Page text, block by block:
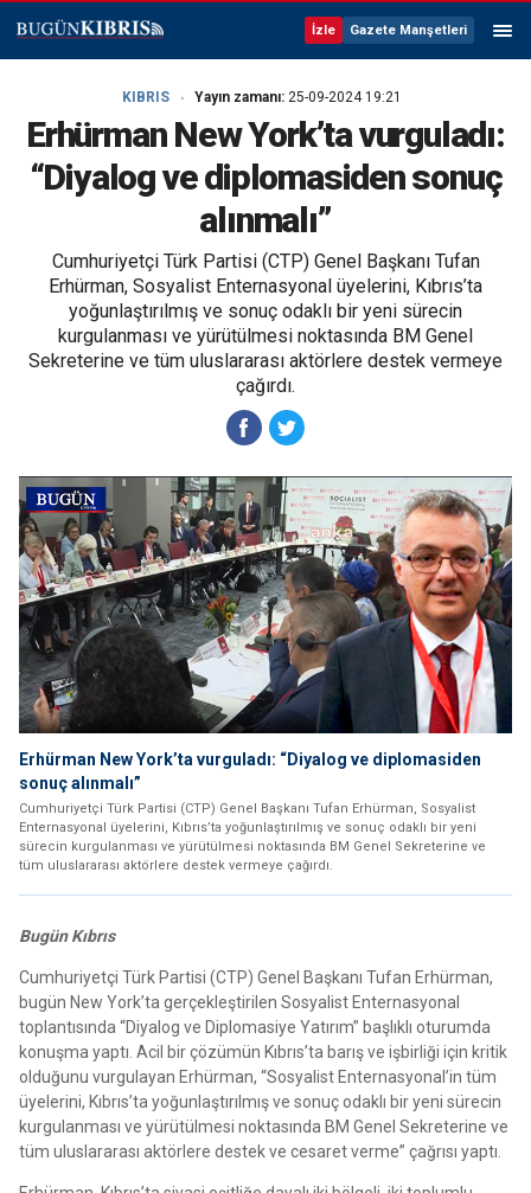
İzle Gazete Manşetleri
KIBRIS Yayın zamanı: 25-09-2024 19:21
Erhürman New York’ta vurguladı:
“Diyalog ve diplomasiden sonuç
alınmalı”
Cumhuriyetçi Türk Partisi (CTP) Genel Başkanı Tufan
Erhürman, Sosyalist Enternasyonal üyelerini, Kıbrıs’ta
yoğunlaştırılmış ve sonuç odaklı bir yeni sürecin
kurgulanması ve yürütülmesi noktasında BM Genel
Sekreterine ve tüm uluslararası aktörlere destek vermeye
çağırdı.
Erhürman New York’ta vurguladı: “Diyalog ve diplomasiden
sonuç alınmalı”
Cumhuriyetçi Türk Partisi (CTP) Genel Başkanı Tufan Erhürman, Sosyalist
Enternasyonal üyelerini, Kıbrıs’ta yoğunlaştırılmış ve sonuç odaklı bir yeni
sürecin kurgulanması ve yürütülmesi noktasında BM Genel Sekreterine ve
tüm uluslararası aktörlere destek vermeye çağırdı.
Bugün Kıbrıs
Cumhuriyetçi Türk Partisi (CTP) Genel Başkanı Tufan Erhürman,
bugün New York’ta gerçekleştirilen Sosyalist Enternasyonal
toplantısında “Diyalog ve Diplomasiye Yatırım” başlıklı oturumda
konuşma yaptı. Acil bir çözümün Kıbrıs’ta barış ve işbirliği için kritik
olduğunu vurgulayan Erhürman, “Sosyalist Enternasyonal’in tüm
üyelerini, Kıbrıs’ta yoğunlaştırılmış ve sonuç odaklı bir yeni sürecin
kurgulanması ve yürütülmesi noktasında BM Genel Sekreterine ve
tüm uluslararası aktörlere destek ve cesaret verme” çağrısı yaptı.